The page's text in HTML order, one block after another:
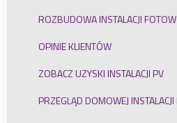
ROZBUDOWA INSTALACJI
OPINIE KLIENTÓW
ZOBACZ UZYSKI INSTALACJI PV
PRZEGLĄD DOMOWEJ INSTALACJI